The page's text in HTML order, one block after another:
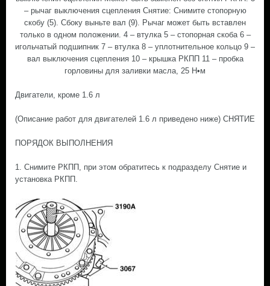
– рычаг выключения сцепления Снятие: Снимите стопорную
скобу (5). Сбоку выньте вал (9). Рычаг может быть вставлен
только в одном положении. 4 – втулка 5 – стопорная скоба 6 –
игольчатый подшипник 7 – втулка 8 – уплотнительное кольцо 9 –
вал выключения сцепления 10 – крышка РКПП 11 – пробка
горловины для заливки масла, 25 Н•м
Двигатели, кроме 1.6 л
(Описание работ для двигателей 1.6 л приведено ниже) СНЯТИЕ
ПОРЯДОК ВЫПОЛНЕНИЯ
1. Снимите РКПП, при этом обратитесь к подразделу Снятие и
установка РКПП.